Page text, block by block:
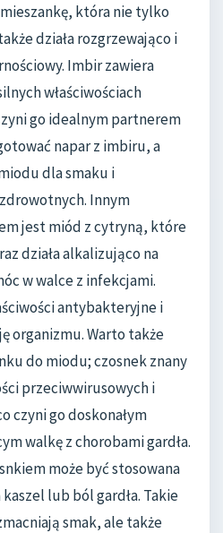
która nie tylko
działa rozgrzewająco i
Imbir zawiera
właściwościach
go idealnym partnerem
napar z imbiru, a
dla smaku i
Innym
jest miód z cytryną, które
działa alkalizująco na
w walce z infekcjami.
antybakteryjne i
organizmu. Warto także
do miodu; czosnek znany
przeciwwirusowych i
czyni go doskonałym
walkę z chorobami gardła.
może być stosowana
lub ból gardła. Takie
smak, ale także